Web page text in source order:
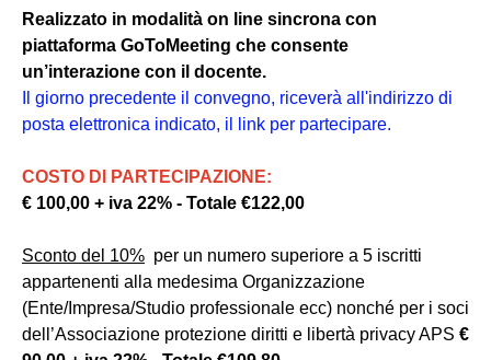
Realizzato in modalità on line sincrona con
piattaforma GoToMeeting che consente
un’interazione con il docente.
Il giorno precedente il convegno, riceverà all'indirizzo di
posta elettronica indicato, il link per partecipare.
COSTO DI PARTECIPAZIONE:
€ 100,00 + iva 22% - Totale €122,00
Sconto del 10% per un numero superiore a 5 iscritti
appartenenti alla medesima Organizzazione
(Ente/Impresa/Studio professionale ecc) nonché per i soci
dell’Associazione protezione diritti e libertà privacy APS €